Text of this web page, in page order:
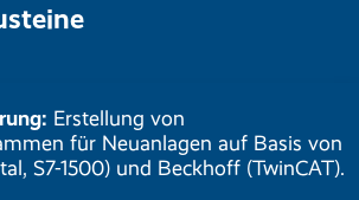
Erstellung von
für Neuanlagen auf Basis von
S7-1500) und Beckhoff (TwinCAT).